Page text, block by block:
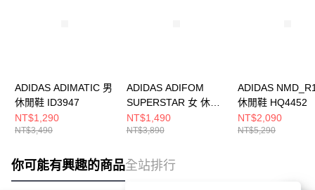
ADIDAS ADIMATIC 男
休閒鞋 ID3947
NT$1,290
NT$3,490
ADIDAS ADIFOM
SUPERSTAR 女 休閒
鞋 IE0387
NT$1,490
NT$3,890
ADIDAS
休閒鞋 HQ4452
NT$2,090
NT$5,290
你可能有興趣的商品全站排行